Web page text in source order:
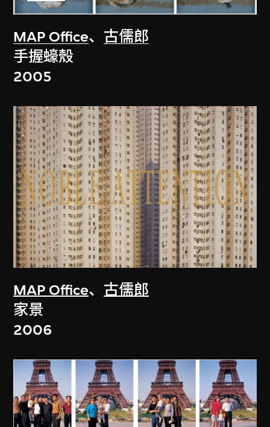
MAP Office、 古儒郎
手握蠔殼
2005
MAP Office、 古儒郎
家景
2006